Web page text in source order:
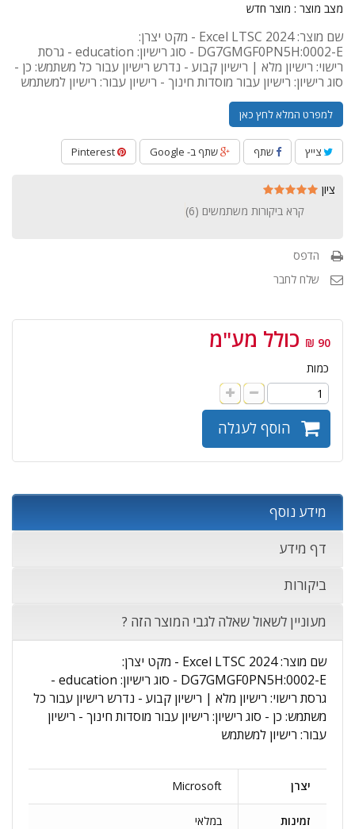
מצב מוצר : מוצר חדש
שם מוצר: Excel LTSC 2024 - מקט יצרן:
DG7GMGF0PN5H:0002-E - סוג רישיון: education - גרסת
רישוי: רישיון מלא | רישיון קבוע - נדרש רישיון עבור כל משתמש: כן -
סוג רישיון: רישיון עבור מוסדות חינוך - רישיון עבור: רישיון למשתמש
למפרט המלא לחץ כאן
צייץ שתף שתף ב- Google
ציון
קרא ביקורות משתמשים (6
)
הדפס
שלח לחבר
90 ₪ כולל מע"מ
כמות
הוסף לעגלה
מידע נוסף
דף מידע
ביקורות
מעוניין לשאול שאלה לגבי המוצר הזה ?
שם מוצר: Excel LTSC 2024 - מקט יצרן:
DG7GMGF0PN5H:0002-E - סוג רישיון: education -
גרסת רישוי: רישיון מלא | רישיון קבוע - נדרש רישיון עבור כל
משתמש: כן - סוג רישיון: רישיון עבור מוסדות חינוך - רישיון
עבור: רישיון למשתמש
יצרן Microsoft
זמינות במלאי